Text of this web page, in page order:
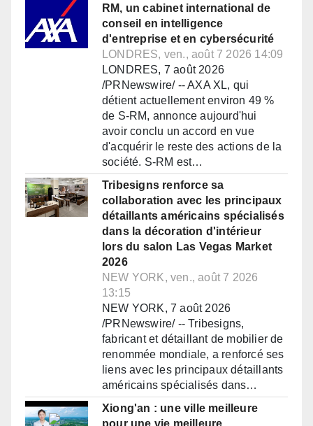
RM, un cabinet international de
conseil en intelligence
d'entreprise et en cybersécurité
LONDRES, ven., août 7 2026 14:09
LONDRES, 7 août 2026
/PRNewswire/ -- AXA XL, qui
détient actuellement environ 49 %
de S-RM, annonce aujourd'hui
avoir conclu un accord en vue
d'acquérir le reste des actions de la
société. S-RM est…
Tribesigns renforce sa
collaboration avec les principaux
détaillants américains spécialisés
dans la décoration d'intérieur
lors du salon Las Vegas Market
2026
NEW YORK, ven., août 7 2026
13:15
NEW YORK, 7 août 2026
/PRNewswire/ -- Tribesigns,
fabricant et détaillant de mobilier de
renommée mondiale, a renforcé ses
liens avec les principaux détaillants
américains spécialisés dans…
Xiong'an : une ville meilleure